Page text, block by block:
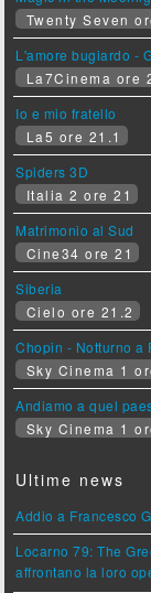
Twenty Seven
L'amore bugiardo -
La7Cinema ore
Io e mio fratello
La5 ore 21.1
Spiders 3D
Italia 2 ore 21
Matrimonio al Sud
Cine34 ore 21
Siberia
Cielo ore 21.2
Chopin - Notturno a
Sky Cinema 1
Andiamo a quel
Sky Cinema 1
Ultime news
Addio a Francesco
Locarno 79: The
affrontano la loro